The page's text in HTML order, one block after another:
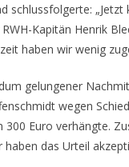
schlussfolgerte:
Kapitän Henrik
haben wir wenig
gelungener
wegen
Euro verhängte.
das Urteil